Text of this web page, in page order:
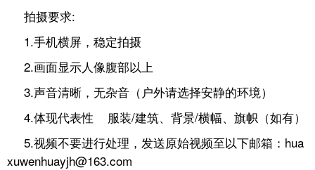
拍摄要求:
1.手机横屏，稳定拍摄
2.画面显示人像腹部以上
3.声音清晰，无杂音（户外请选择安静的环境）
4.体现代表性 服装/建筑、背景/横幅、旗帜（如有）
5.视频不要进行处理，发送原始视频至以下邮箱：hua
xuwenhuayjh@163.com